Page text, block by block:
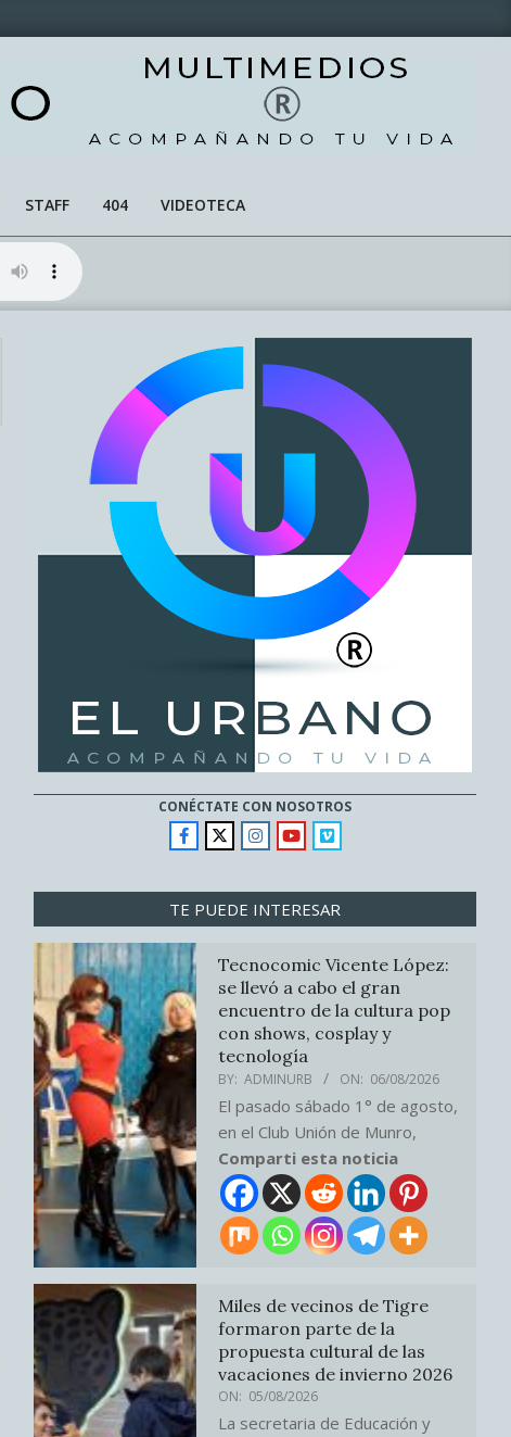
STAFF 404 VIDEOTECA
CONÉCTATE CON NOSOTROS
TE PUEDE INTERESAR
Tecnocomic Vicente López:
se llevó a cabo el gran
encuentro de la cultura pop
con shows, cosplay y
tecnología
BY: ADMINURB ON: 06/08/2026
El pasado sábado 1° de agosto,
en el Club Unión de Munro,
Comparti esta noticia
Miles de vecinos de Tigre
formaron parte de la
propuesta cultural de las
vacaciones de invierno 2026
ON: 05/08/2026
La secretaria de Educación y